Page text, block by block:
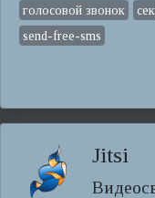
голосовой звонок
send-free-sms
Jitsi